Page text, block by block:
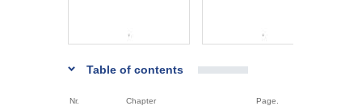
Table of contents
Nr. Chapter Page.